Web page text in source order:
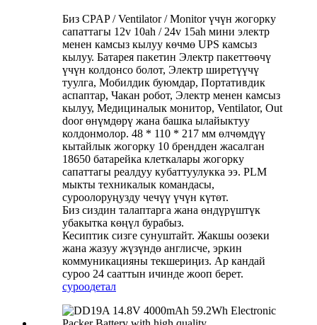
Биз CPAP / Ventilator / Monitor үчүн жогорку
сапаттагы 12v 10ah / 24v 15ah мини электр
менен камсыз кылуу көчмө UPS камсыз
кылуу. Батарея пакетин Электр пакеттөөчү
үчүн колдонсо болот, Электр ширетүүчү
туулга, Мобилдик буюмдар, Портативдик
аспаптар, Чакан робот, Электр менен камсыз
кылуу, Медициналык монитор, Ventilator, Out
door өнүмдөрү жана башка ылайыктуу
колдонмолор. 48 * 110 * 217 мм өлчөмдүү
кытайлык жогорку 10 брендден жасалган
18650 батарейка клеткалары жогорку
сапаттагы реалдуу кубаттуулукка ээ. PLM
мыкты техникалык командасы,
суроолоруңузду чечүү үчүн күтөт.
Биз сиздин талаптарга жана өндүрүштүк
убакытка көңүл бурабыз.
Кесиптик сизге сунуштайт. Жакшы оозеки
жана жазуу жүзүндө англисче, эркин
коммуникацияны текшериңиз. Ар кандай
суроо 24 сааттын ичинде жооп берет.
суроодетал